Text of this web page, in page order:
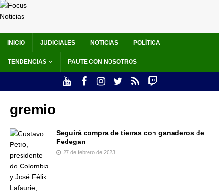
INICIO JUDICIALES NOTICIAS POLÍTICA
TENDENCIAS PAUTE CON NOSOTROS
gremio
Seguirá compra de tierras con ganaderos de
Fedegan
27 de febrero de 2023